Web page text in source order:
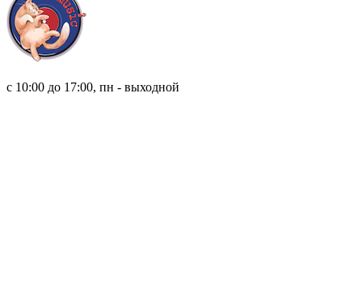
с 10:00 до 17:00, пн - выходной